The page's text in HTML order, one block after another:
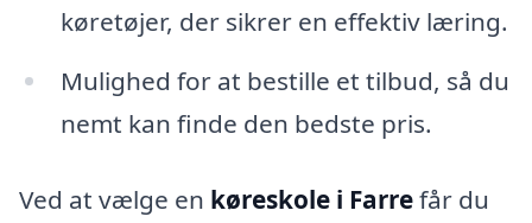
køretøjer, der sikrer en effektiv læring.
Mulighed for at bestille et tilbud, så du
nemt kan finde den bedste pris.
Ved at vælge en køreskole i Farrefår du